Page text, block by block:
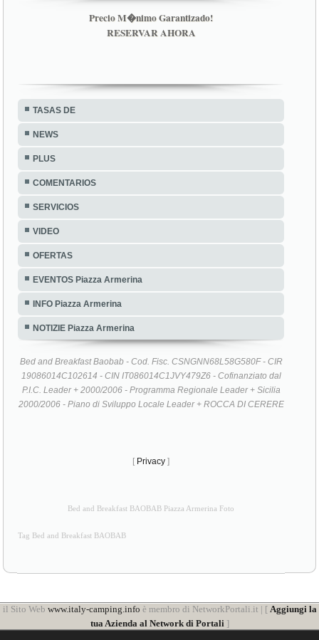
Precio M�nimo Garantizado!
RESERVAR AHORA
TASAS DE
NEWS
PLUS
COMENTARIOS
SERVICIOS
VIDEO
OFERTAS
EVENTOS Piazza Armerina
INFO Piazza Armerina
NOTIZIE Piazza Armerina
Bed and Breakfast Baobab - Cod. Fisc. CSNGNN68L58G580F - CIR
19086014C102614 - CIN IT086014C1JVY479Z6 - Cofinanziato dal
P.I.C. Leader + 2000/2006 - Programma Regionale Leader + Sicilia
2000/2006 - Piano di Sviluppo Locale Leader + ROCCA DI CERERE
[ Privacy ]
Bed and Breakfast BAOBAB Piazza Armerina Foto
Tag Bed and Breakfast BAOBAB
il Sito Web www.italy-camping.info è membro di NetworkPortali.it | [ Aggiungi la
tua Azienda al Network di Portali ]